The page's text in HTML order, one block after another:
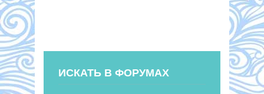
ИСКАТЬ В ФОРУМАХ